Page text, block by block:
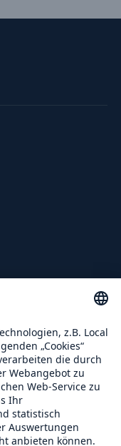
Kosten der